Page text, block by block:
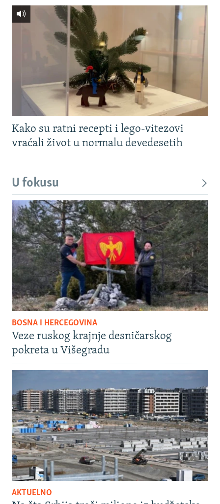
Kako su ratni recepti i lego-vitezovi
vraćali život u normalu devedesetih
U fokusu
BOSNA I HERCEGOVINA
Veze ruskog krajnje desničarskog
pokreta u Višegradu
AKTUELNO